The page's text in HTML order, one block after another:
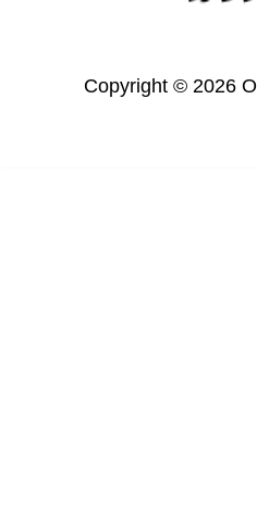
Copyright © 2026